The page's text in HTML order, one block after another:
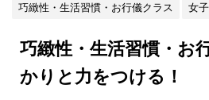
巧緻性・生活習慣・お行儀クラス 女
巧緻性・生活習慣・お
かりと力をつける！